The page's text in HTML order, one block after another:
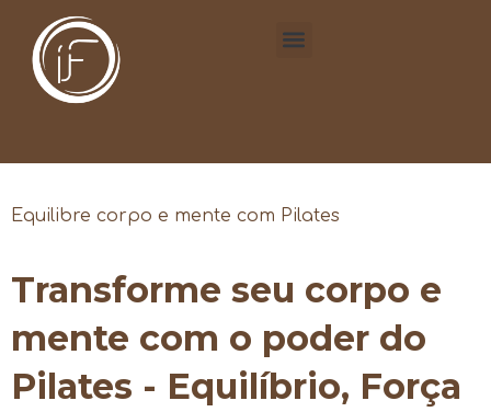
Equilibre corpo e mente com Pilates
Transforme seu corpo e
mente com o poder do
Pilates - Equilíbrio, Força